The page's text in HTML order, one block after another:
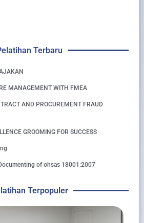
Terbaru
MANAGEMENT WITH FMEA
AND PROCUREMENT FRAUD
GROOMING FOR SUCCESS
of ohsas 18001:2007
Terpopuler